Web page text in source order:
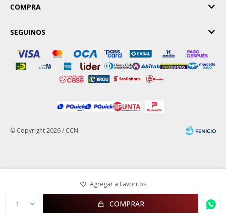
1 COMPRAR
COMPRA
SEGUINOS
© Copyright 2026 / CCN
Fenicio